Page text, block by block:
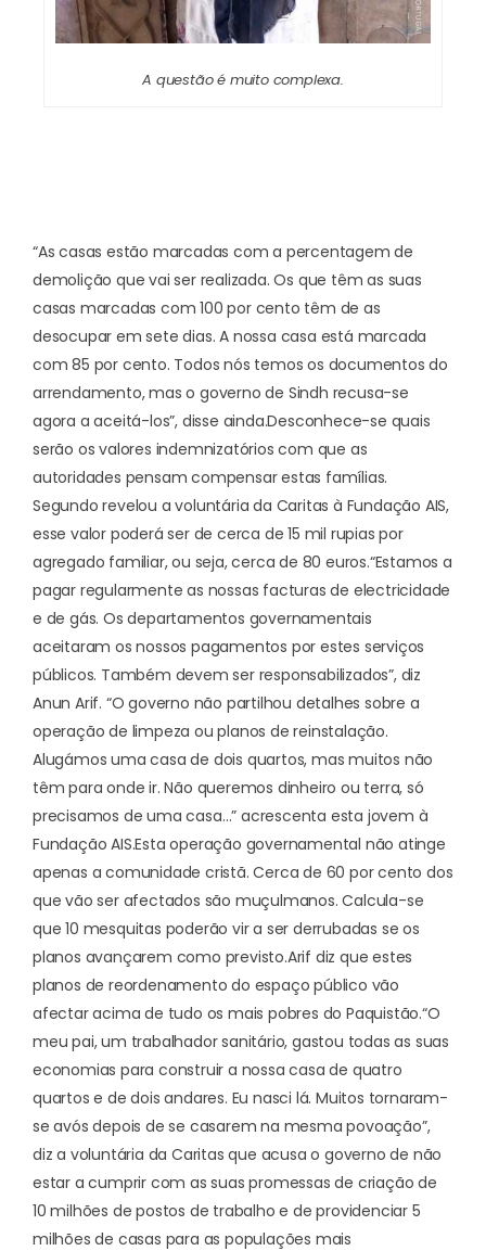
A questão é muito complexa.
“As casas estão marcadas com a percentagem de
demolição que vai ser realizada. Os que têm as suas
casas marcadas com 100 por cento têm de as
desocupar em sete dias. A nossa casa está marcada
com 85 por cento. Todos nós temos os documentos do
arrendamento, mas o governo de Sindh recusa-se
agora a aceitá-los”, disse ainda.Desconhece-se quais
serão os valores indemnizatórios com que as
autoridades pensam compensar estas famílias.
Segundo revelou a voluntária da Caritas à Fundação AIS,
esse valor poderá ser de cerca de 15 mil rupias por
agregado familiar, ou seja, cerca de 80 euros.“Estamos a
pagar regularmente as nossas facturas de electricidade
e de gás. Os departamentos governamentais
aceitaram os nossos pagamentos por estes serviços
públicos. Também devem ser responsabilizados”, diz
Anun Arif. “O governo não partilhou detalhes sobre a
operação de limpeza ou planos de reinstalação.
Alugámos uma casa de dois quartos, mas muitos não
têm para onde ir. Não queremos dinheiro ou terra, só
precisamos de uma casa…” acrescenta esta jovem à
Fundação AIS.Esta operação governamental não atinge
apenas a comunidade cristã. Cerca de 60 por cento dos
que vão ser afectados são muçulmanos. Calcula-se
que 10 mesquitas poderão vir a ser derrubadas se os
planos avançarem como previsto.Arif diz que estes
planos de reordenamento do espaço público vão
afectar acima de tudo os mais pobres do Paquistão.“O
meu pai, um trabalhador sanitário, gastou todas as suas
economias para construir a nossa casa de quatro
quartos e de dois andares. Eu nasci lá. Muitos tornaram-
se avós depois de se casarem na mesma povoação”,
diz a voluntária da Caritas que acusa o governo de não
estar a cumprir com as suas promessas de criação de
10 milhões de postos de trabalho e de providenciar 5
milhões de casas para as populações mais